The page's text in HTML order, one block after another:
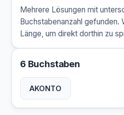
Mehrere Lösungen mit
Buchstabenanzahl gefunden.
Länge, um direkt dorthin zu
6 Buchstaben
AKONTO